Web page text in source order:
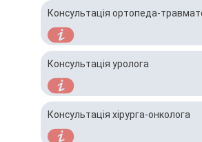
Консультація ортопеда-
Консультація уролога
Консультація хірурга-онколога